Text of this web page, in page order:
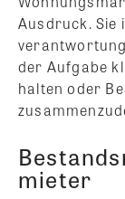
Ausdruck. Sie
der Aufgabe
halten oder
mieter